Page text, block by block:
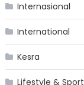
Internasional
International
Kesra
Lifestyle & Sport